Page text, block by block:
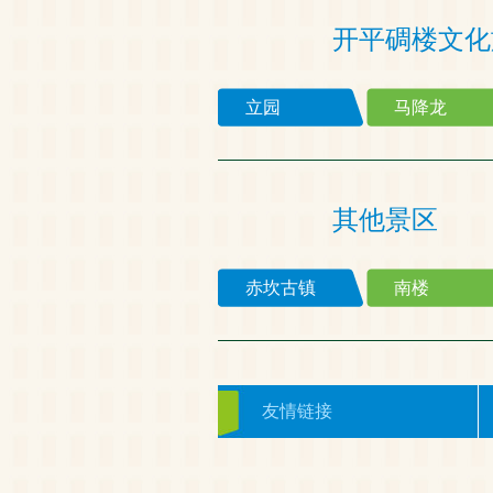
开平碉楼文
立园 马降龙
其他景区
赤坎古镇 南楼
友情链接